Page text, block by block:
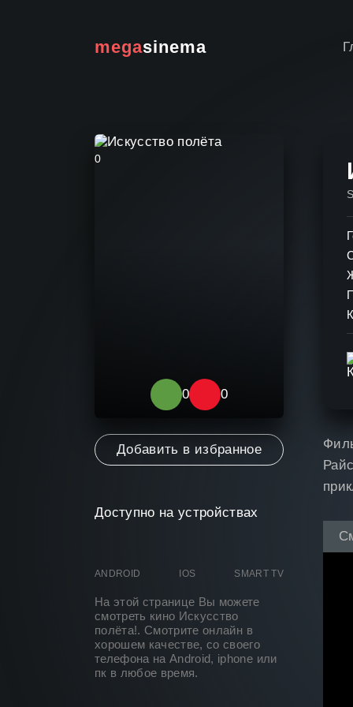
megasinema
0
0 0
Добавить в избранное
Доступно на устройствах
ANDROID IOS SMART TV
На этой странице Вы можете
смотреть кино Искусство
полёта!. Смотрите онлайн в
хорошем качестве, со своего
телефона на Android, iphone или
пк в любое время.